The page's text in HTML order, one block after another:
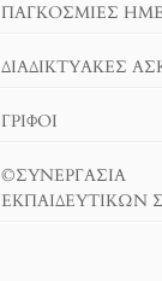
ΠΑΓΚΟΣΜΙΕΣ
ΔΙΑΔΙΚΤΥΑΚΈΣ
ΓΡΙΦΟΙ
©ΣΥΝΕΡΓΑΣΙΑ
ΕΚΠΑΙΔΕΥΤΙΚΩΝ